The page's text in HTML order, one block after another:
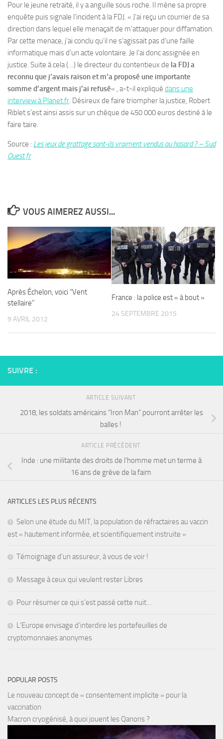
Pour le jeune retraité, il y a anguille sous roche. Il mène sa propre
enquête puis signale l’incident à la FDJ. « J’ai reçu un courrier de sa
direction dans lequel elle menaçait de m’attaquer pour diffamation.
Par cette menace, j’ai conclu qu’il ne s’agissait pas d’une faille
informatique mais d’un acte volontaire. Je l’ai donc assignée en
justice. Suite à cela (…) le directeur du contentieux de la FDJ a
reconnu que j’avais raison et m’a proposé une importante
somme d’argent mais j’ai refusé« , a-t-il expliqué dans une
interview à Planet.fr. Désireux de faire triompher la justice, Robert
Riblet s’est ainsi assis sur un chèque de 450 000 euros destiné à le
faire taire.
Source : Les jeux de grattage sont-ils vraiment vendus au hasard ? – Sud
Ouest.fr
VOUS AIMEREZ AUSSI...
Après Échelon, voici “Vent
stellaire”
9 AVRIL 2012
France : la police est « à bout »
24 SEPTEMBRE 2015
SUIVRE :
ARTICLE SUIVANT
2018, les soldats américains “Iron Man” pourront arrêter les
balles !
ARTICLE PRÉCÉDENT
Inde : une militante des droits de l’homme met un terme à
16 ans de grève de la faim
ARTICLES LES PLUS RÉCENTS
Selon une étude du MIT, la population de réfractaires au vaccin
est « hautement informée, et scientifiquement instruite »
Témoignage d’un assureur, à vous de voir !
Message à ceux qui veulent rester Libres
Pour résumer ce qui s’est passé cette nuit…
L’Europe envisage d’interdire les portefeuilles de
cryptomonnaies anonymes
POPULAR POSTS
Le nouveau concept de « consentement implicite » pour la
vaccination
Macron cryogénisé, à quoi jouent les Qanons ?